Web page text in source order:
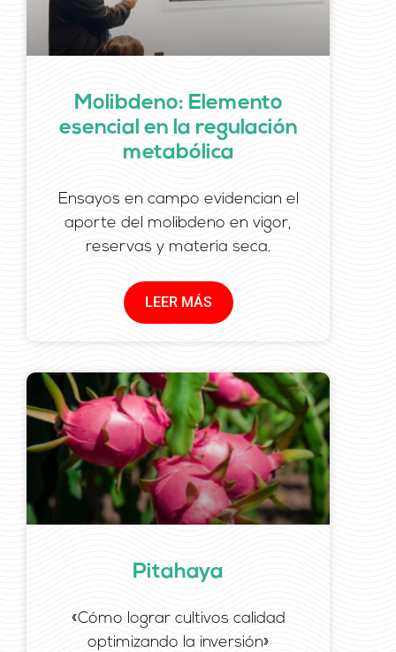
Molibdeno: Elemento
esencial en la regulación
metabólica
Ensayos en campo evidencian el
aporte del molibdeno en vigor,
reservas y materia seca.
LEER MÁS
Pitahaya
«Cómo lograr cultivos calidad
optimizando la inversión»